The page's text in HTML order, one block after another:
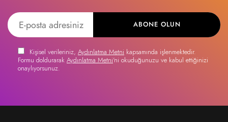
ABONE OLUN
Kişisel verileriniz, Aydınlatma Metni kapsamında işlenmektedir.
Formu doldurarak Aydınlatma Metni'ni okuduğunuzu ve kabul ettiğinizi
onaylıyorsunuz.